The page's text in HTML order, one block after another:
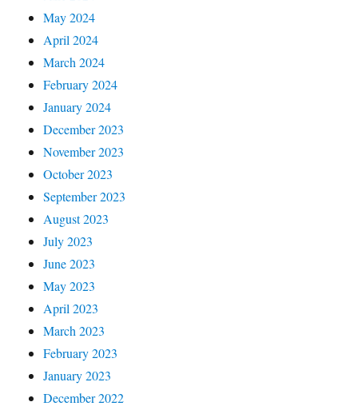
May 2024
April 2024
March 2024
February 2024
January 2024
December 2023
November 2023
October 2023
September 2023
August 2023
July 2023
June 2023
May 2023
April 2023
March 2023
February 2023
January 2023
December 2022